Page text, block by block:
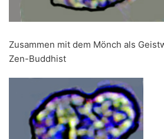
Zusammen mit dem Mönch als
Zen-Buddhist